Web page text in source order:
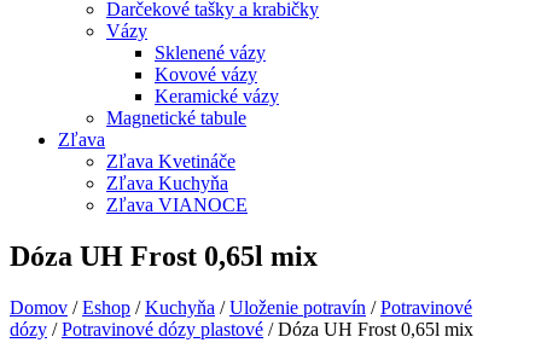
Darčekové tašky a krabičky
Vázy
Sklenené vázy
Kovové vázy
Keramické vázy
Magnetické tabule
Zľava
Zľava Kvetináče
Zľava Kuchyňa
Zľava VIANOCE
Dóza UH Frost 0,65l mix
Domov /Eshop /Kuchyňa /Uloženie potravín /Potravinové
dózy /Potravinové dózy plastové / Dóza UH Frost 0,65l mix